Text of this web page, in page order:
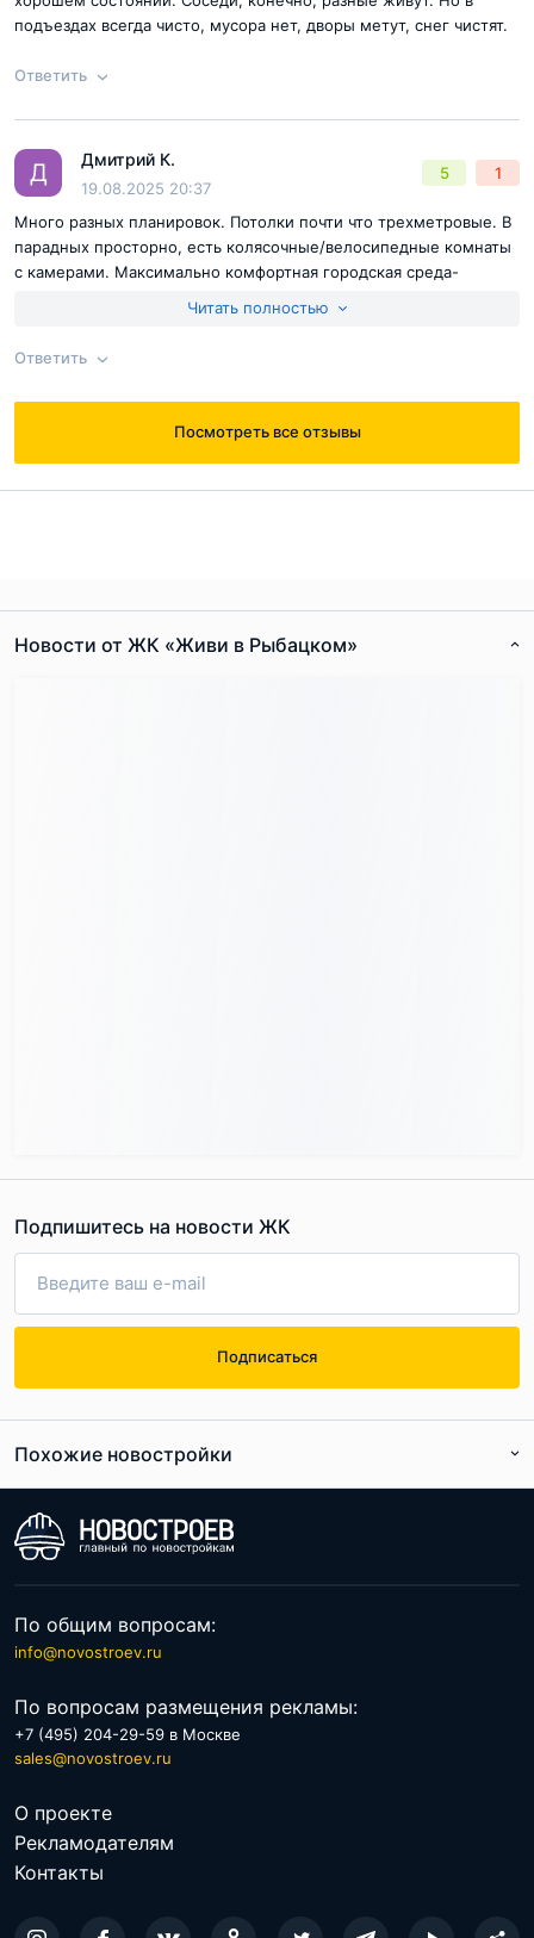
Согласен справилами публикациина сайте
Отправить комментарий
подъездах всегда чисто, мусора нет, дворы метут, снег чистят.
Ответить
Ответ на отзыв
Согласен справилами публикациина сайте
Отправить комментарий
Д Дмитрий К.
19.08.2025 20:37
5 1
Много разных планировок. Потолки почти что трехметровые. В
парадных просторно, есть колясочные/велосипедные комнаты
с камерами. Максимально комфортная городская среда-
Читать полностью
Ответить
@Дмитрий К.
Посмотреть все отзывы
Новости от ЖК «Живи в Рыбацком»
Подпишитесь на новости ЖК
Подписаться
Похожие новостройки
По расположению
По общим вопросам:
info@novostroev.ru
По вопросам размещения рекламы:
+7 (495) 204-29-59 в Москве
sales@novostroev.ru
О проекте
Рекламодателям
Контакты